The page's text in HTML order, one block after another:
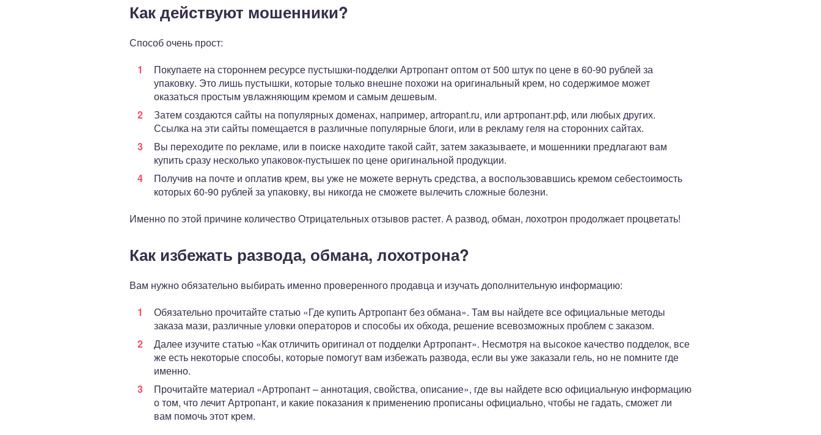
Как действуют мошенники?
Способ очень прост:
Покупаете на стороннем ресурсе пустышки-подделки Артропант оптом от 500 штук по цене в 60-90 рублей за
упаковку. Это лишь пустышки, которые только внешне похожи на оригинальный крем, но содержимое может
оказаться простым увлажняющим кремом и самым дешевым.
Затем создаются сайты на популярных доменах, например, artropant.ru, или артропант.рф, или любых других.
Ссылка на эти сайты помещается в различные популярные блоги, или в рекламу геля на сторонних сайтах.
Вы переходите по рекламе, или в поиске находите такой сайт, затем заказываете, и мошенники предлагают вам
купить сразу несколько упаковок-пустышек по цене оригинальной продукции.
Получив на почте и оплатив крем, вы уже не можете вернуть средства, а воспользовавшись кремом себестоимость
которых 60-90 рублей за упаковку, вы никогда не сможете вылечить сложные болезни.
Именно по этой причине количество Отрицательных отзывов растет. А развод, обман, лохотрон продолжает процветать!
Как избежать развода, обмана, лохотрона?
Вам нужно обязательно выбирать именно проверенного продавца и изучать дополнительную информацию:
Обязательно прочитайте статью «Где купить Артропант без обмана». Там вы найдете все официальные методы
заказа мази, различные уловки операторов и способы их обхода, решение всевозможных проблем с заказом.
Далее изучите статью «Как отличить оригинал от подделки Артропант». Несмотря на высокое качество подделок, все
же есть некоторые способы, которые помогут вам избежать развода, если вы уже заказали гель, но не помните где
именно.
Прочитайте материал «Артропант – аннотация, свойства, описание», где вы найдете всю официальную информацию
о том, что лечит Артропант, и какие показания к применению прописаны официально, чтобы не гадать, сможет ли
вам помочь этот крем.